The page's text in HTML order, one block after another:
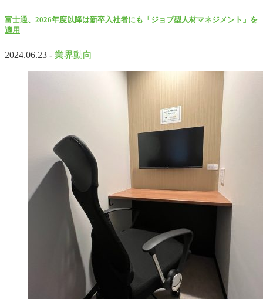
富士通、2026年度以降は新卒入社者にも「ジョブ型人材マネジメント」を
適用
2024.06.23 - 業界動向